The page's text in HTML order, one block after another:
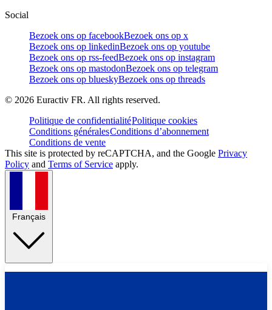
Social
Bezoek ons op facebookBezoek ons op x
Bezoek ons op linkedinBezoek ons op youtube
Bezoek ons op rss-feedBezoek ons op instagram
Bezoek ons op mastodonBezoek ons op telegram
Bezoek ons op blueskyBezoek ons op threads
© 2026 Euractiv FR. All rights reserved.
Politique de confidentialitéPolitique cookies
Conditions généralesConditions d’abonnement
Conditions de vente
This site is protected by reCAPTCHA, and the Google Privacy
Policy and Terms of Service apply.
Français